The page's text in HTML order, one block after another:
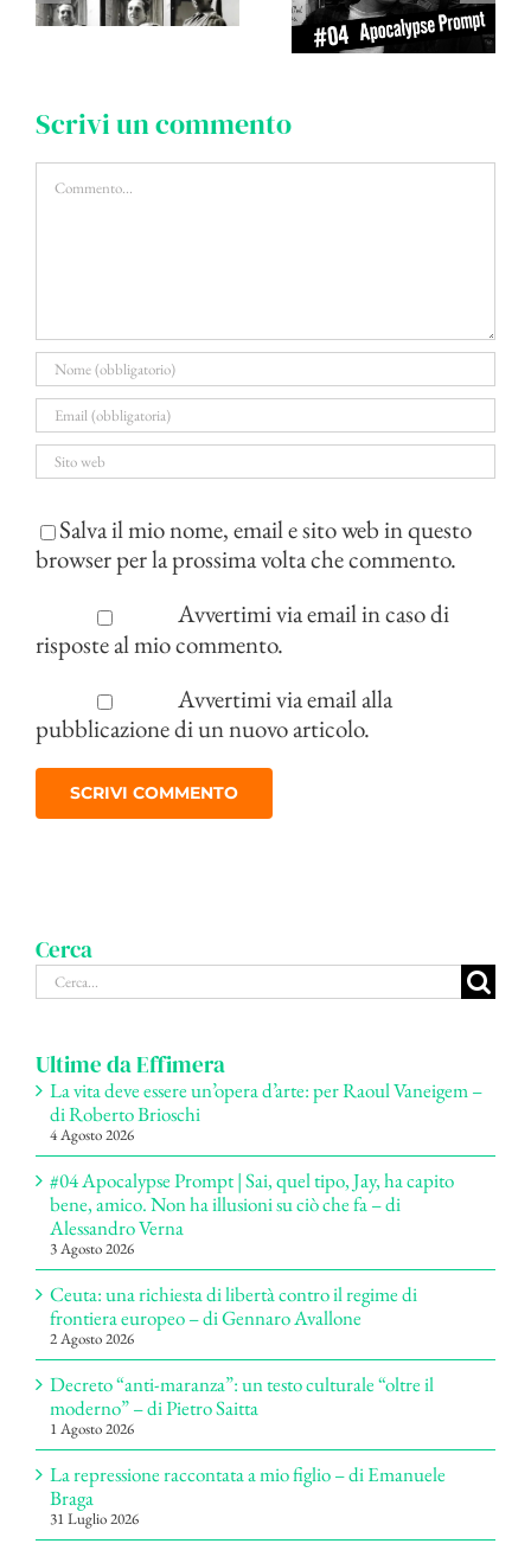
Scrivi un commento
Commento
Salva il mio nome, email e sito web in questo
browser per la prossima volta che commento.
Avvertimi via email in caso di
risposte al mio commento.
Avvertimi via email alla
pubblicazione di un nuovo articolo.
Cerca
Cerca
per:
Ultime da Effimera
La vita deve essere un’opera d’arte: per Raoul Vaneigem –
di Roberto Brioschi
4 Agosto 2026
#04 Apocalypse Prompt | Sai, quel tipo, Jay, ha capito
bene, amico. Non ha illusioni su ciò che fa – di
Alessandro Verna
3 Agosto 2026
Ceuta: una richiesta di libertà contro il regime di
frontiera europeo – di Gennaro Avallone
2 Agosto 2026
Decreto “anti-maranza”: un testo culturale “oltre il
moderno” – di Pietro Saitta
1 Agosto 2026
La repressione raccontata a mio figlio – di Emanuele
Braga
31 Luglio 2026